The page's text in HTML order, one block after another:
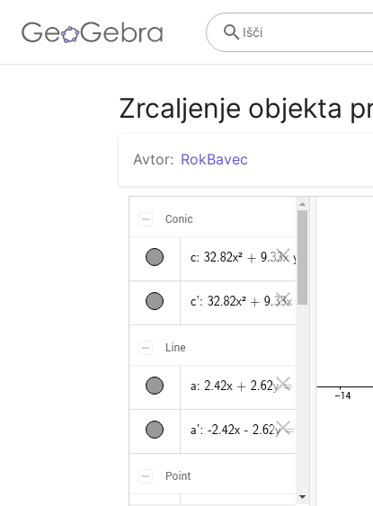
Išči
Zrcaljenje objekta
Avtor: RokBavec